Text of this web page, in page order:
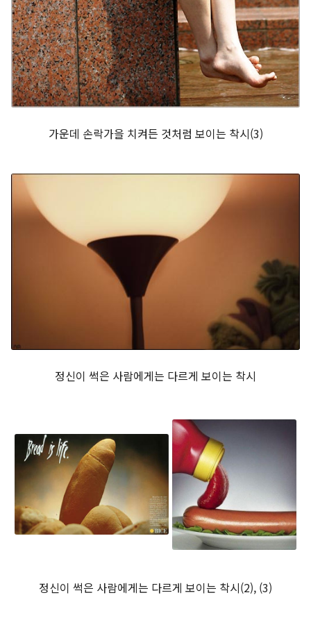
가운데 손락가을 치켜든 것처럼 보이는 착시(3)
정신이 썩은 사람에게는 다르게 보이는 착시
정신이 썩은 사람에게는 다르게 보이는 착시(2), (3)